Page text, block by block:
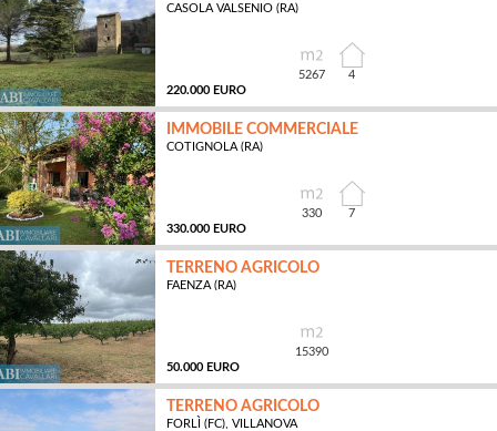
CASOLA VALSENIO (RA)
220.000 EURO
5267 4
IMMOBILE COMMERCIALE
COTIGNOLA (RA)
330.000 EURO
330 7
TERRENO AGRICOLO
FAENZA (RA)
50.000 EURO
15390
TERRENO AGRICOLO
FORLÌ (FC), VILLANOVA